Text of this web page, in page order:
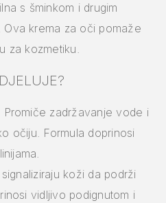
s šminkom i drugim
Ova krema za oči pomaže
za kozmetiku.
Promiče zadržavanje vode i
očiju. Formula doprinosi
koži da podrži
vidljivo podignutom i